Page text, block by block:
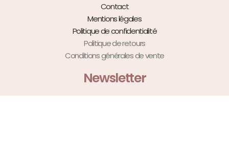
Contact
Mentions légales
Politique de confidentialité
Politique de retours
Conditions générales de vente
Newsletter